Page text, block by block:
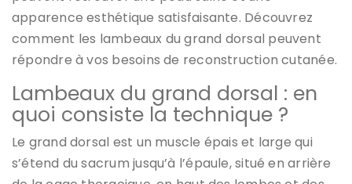
apparence esthétique satisfaisante. Découvrez
comment les lambeaux du grand dorsal peuvent
répondre à vos besoins de reconstruction cutanée.
Lambeaux du grand dorsal : en
quoi consiste la technique ?
Le grand dorsal est un muscle épais et large qui
s’étend du sacrum jusqu’à l’épaule, situé en arrière